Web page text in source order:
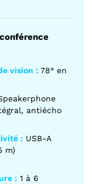
vision : 78° en
antiécho
: USB-A
m)
: 1 à 6